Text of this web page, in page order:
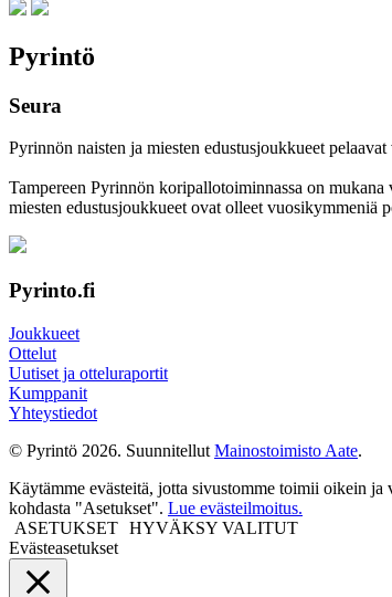
Pyrintö
Seura
Pyrinnön naisten ja miesten edustusjoukkueet
Tampereen Pyrinnön kori­pallo­toimin­nassa on
miesten edustus­joukkueet ovat olleet vuosi­kymmeniä
Pyrinto.fi
Joukkueet
Ottelut
Uutiset ja otteluraportit
Kumppanit
Yhteystiedot
© Pyrintö 2026. Suunnitellut Mainostoimisto Aate.
Käytämme evästeitä, jotta sivustomme toimii oikein
kohdasta "Asetukset". Lue evästeilmoitus.
ASETUKSET HYVÄKSY VALITUT
Evästeasetukset